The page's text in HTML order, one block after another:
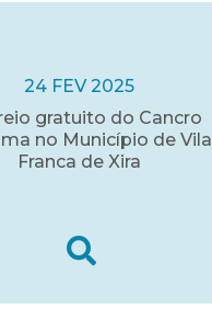
24 FEV 2025
gratuito do Cancro
no Município de Vila
Franca de Xira